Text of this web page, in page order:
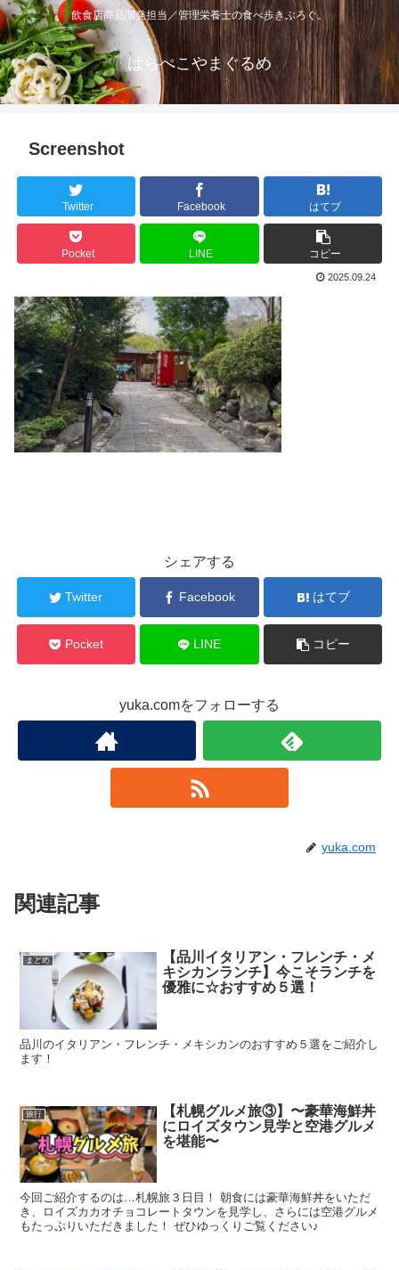
飲食店商品開発担当／管理栄養士の食べ歩きぶろぐ。
はらぺこやまぐるめ
Screenshot
Twitter Facebook はてブ
Pocket LINE コピー
2025.09.24
シェアする
Twitter Facebook はてブ
Pocket LINE コピー
yuka.comをフォローする
yuka.com
関連記事
まとめ
【品川イタリアン・フレンチ・メ
キシカンランチ】今こそランチを
優雅に☆おすすめ５選！
品川のイタリアン・フレンチ・メキシカンのおすすめ５選をご紹介し
ます！
旅行
【札幌グルメ旅③】〜豪華海鮮丼
にロイズタウン見学と空港グルメ
を堪能〜
今回ご紹介するのは…札幌旅３日目！ 朝食には豪華海鮮丼をいただ
き、ロイズカカオチョコレートタウンを見学し、さらには空港グルメ
もたっぷりいただきました！ ぜひゆっくりご覧ください♪